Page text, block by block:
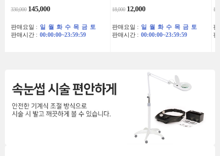
330,000 145,000
판매요일 : 일 월 화 수 목 금 토
판매시간 : 00:00:00~23:59:59
18,000 12,000
판매요일 : 일 월 화 수 목 금 토
판매시간 : 00:00:00~23:59:59